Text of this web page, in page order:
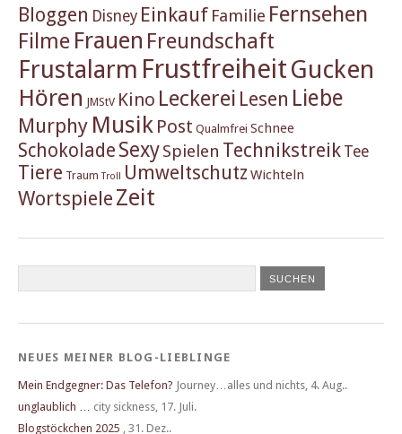
Bloggen Disney Einkauf Familie Fernsehen
Filme Frauen Freundschaft
Frustalarm FrustfreiheitGucken
Hören JMStV Kino Leckerei Lesen Liebe
Murphy Musik Post Qualmfrei Schnee
Schokolade SexySpielen Technikstreik Tee
Tiere Traum Troll Umweltschutz Wichteln
Wortspiele Zeit
NEUES MEINER BLOG-LIEBLINGE
Mein Endgegner: Das Telefon? Journey…alles und nichts, 4. Aug..
unglaublich … city sickness, 17. Juli.
Blogstöckchen 2025 , 31. Dez..